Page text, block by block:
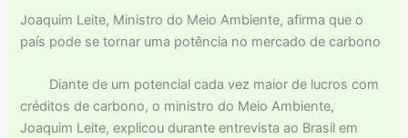
Joaquim Leite, Ministro do Meio Ambiente, afirma que o
país pode se tornar uma potência no mercado de carbono
Diante de um potencial cada vez maior de lucros com
créditos de carbono, o ministro do Meio Ambiente,
Joaquim Leite, explicou durante entrevista ao Brasil em